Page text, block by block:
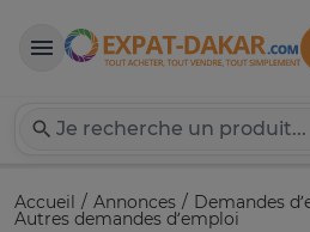
Expat-Dakar
Accueil Annonces Demandes
Autres demandes d’emploi